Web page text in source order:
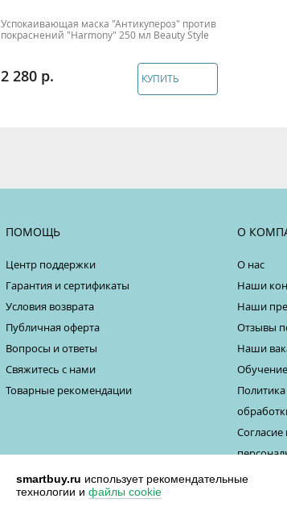
Успокаивающая маска "Антикупероз" против
покраснений "Harmony" 250 мл Beauty Style
2 280 КУПИТЬ
ПОМОЩЬ
Центр поддержки
Гарантия и сертификаты
Условия возврата
Публичная оферта
Вопросы и ответы
Свяжитесь с нами
Товарные рекомендации
О
О нас
Наши
Наши
Отзывы
Наши
smartbuy.ru использует рекомендательные
технологии и файлы cookie